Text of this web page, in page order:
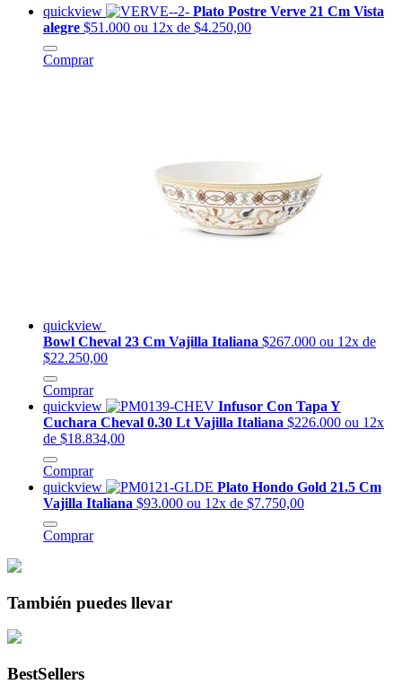
quickview
Plato Postre Verve 21 Cm Vista
alegre $51.000 ou 12x de $4.250,00
Comprar
quickview
Bowl Cheval 23 Cm Vajilla Italiana $267.000 ou 12x de
$22.250,00
Comprar
quickview
Infusor Con Tapa Y
Cuchara Cheval 0.30 Lt Vajilla Italiana $226.000 ou 12x
de $18.834,00
Comprar
quickview
Plato Hondo Gold 21.5 Cm
Vajilla Italiana $93.000 ou 12x de $7.750,00
Comprar
También puedes llevar
BestSellers